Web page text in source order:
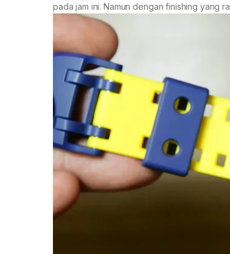
pada jam ini. Namun dengan finishing yang